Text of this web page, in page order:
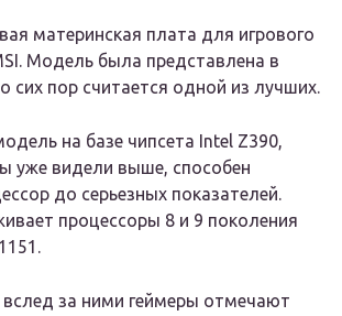
материнская плата для игрового
Модель была представлена в
сих пор считается одной из лучших.
на базе чипсета Intel Z390,
уже видели выше, способен
до серьезных показателей.
процессоры 8 и 9 поколения
за ними геймеры отмечают